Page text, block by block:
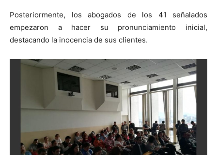
Posteriormente, los abogados de los 41 señalados
empezaron a hacer su pronunciamiento inicial,
destacando la inocencia de sus clientes.